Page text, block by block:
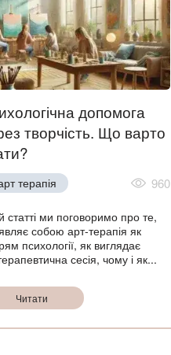
допомога
творчість. Що варто
терапія 960
статті ми поговоримо про те,
собою арт-терапія як
психології, як виглядає
сесія, чому і як...
Читати